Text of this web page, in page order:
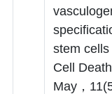
stem cells
Cell
May，